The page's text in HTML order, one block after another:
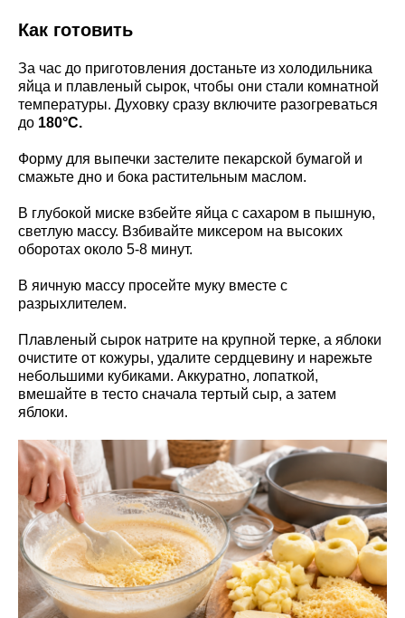
Как готовить
За час до приготовления достаньте из холодильника
яйца и плавленый сырок, чтобы они стали комнатной
температуры. Духовку сразу включите разогреваться
до 180°С.
Форму для выпечки застелите пекарской бумагой и
смажьте дно и бока растительным маслом.
В глубокой миске взбейте яйца с сахаром в пышную,
светлую массу. Взбивайте миксером на высоких
оборотах около 5-8 минут.
В яичную массу просейте муку вместе с
разрыхлителем.
Плавленый сырок натрите на крупной терке, а яблоки
очистите от кожуры, удалите сердцевину и нарежьте
небольшими кубиками. Аккуратно, лопаткой,
вмешайте в тесто сначала тертый сыр, а затем
яблоки.